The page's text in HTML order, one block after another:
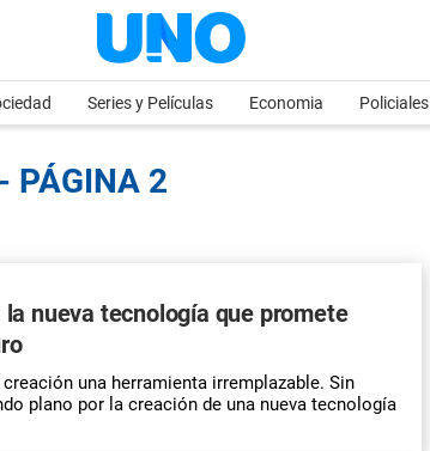
Series y Películas Economia Policiales
PÁGINA 2
nueva tecnología que promete
una herramienta irremplazable. Sin
plano por la creación de una nueva tecnología